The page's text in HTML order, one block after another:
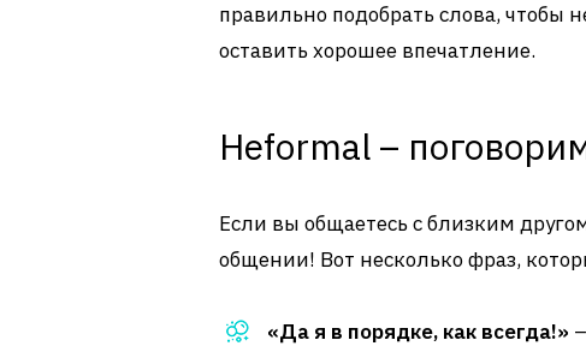
правильно подобрать слова, чтобы
оставить хорошее впечатление.
Неformal –
Если вы общаетесь с близким
общении! Вот несколько фраз,
«Да я в порядке, как всегда!»